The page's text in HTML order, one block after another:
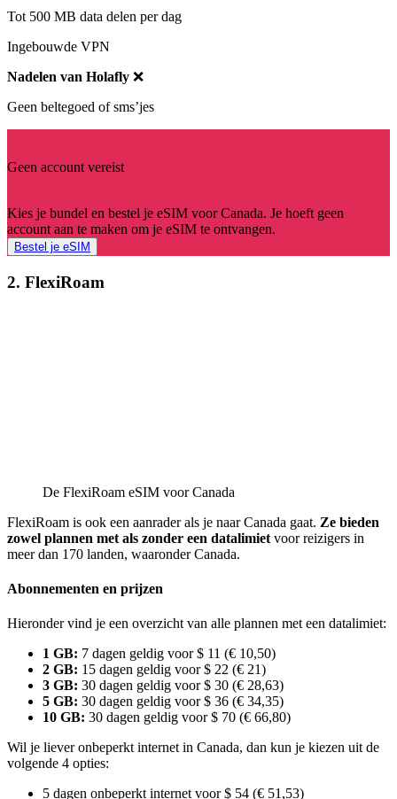
Tot 500 MB data delen per dag
Ingebouwde VPN
Nadelen van Holafly ❌
Geen beltegoed of sms’jes
Geen account vereist
Kies je bundel en bestel je eSIM voor Canada. Je hoeft geen
account aan te maken om je eSIM te ontvangen.
Bestel je eSIM
2. FlexiRoam
De FlexiRoam eSIM voor Canada
FlexiRoam is ook een aanrader als je naar Canada gaat. Ze bieden
zowel plannen met als zonder een datalimiet voor reizigers in
meer dan 170 landen, waaronder Canada.
Abonnementen en prijzen
Hieronder vind je een overzicht van alle plannen met een datalimiet:
1 GB: 7 dagen geldig voor $ 11 (€ 10,50)
2 GB: 15 dagen geldig voor $ 22 (€ 21)
3 GB: 30 dagen geldig voor $ 30 (€ 28,63)
5 GB: 30 dagen geldig voor $ 36 (€ 34,35)
10 GB: 30 dagen geldig voor $ 70 (€ 66,80)
Wil je liever onbeperkt internet in Canada, dan kun je kiezen uit de
volgende 4 opties:
5 dagen onbeperkt internet voor $ 54 (€ 51,53)